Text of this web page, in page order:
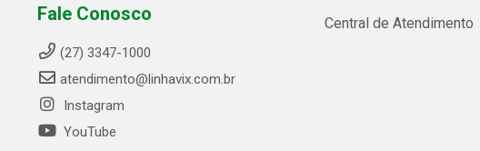
Fale Conosco
(27) 3347-1000
atendimento@linhavix.com.br
Instagram
YouTube
Central de Atendimento